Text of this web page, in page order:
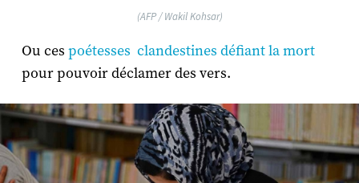
(AFP / Wakil Kohsar)
Ou ces poétesses clandestines défiant la mort
pour pouvoir déclamer des vers.